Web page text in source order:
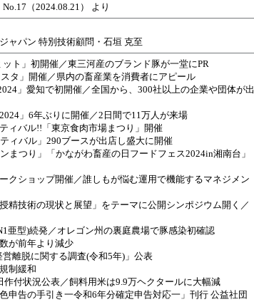
（2024.08.21） より
ャパン 特別技術顧問・石垣 克至
ット」初開催／東三河産のブランド豚が一堂にPR
タ」開催／県内の畜産業を消費者にアピール
2024」愛知で初開催／全国から、300社以上の企業や団体が出
」6年ぶりに開催／2日間で11万人が来場
ィバル!!「東京食肉市場まつり」開催
ィバル」290ブースが出店し盛大に開催
まつり」「かながわ畜産の日フードフェス2024in湘南台」
クショップ開催／誰しもが悩む運用で機能するマネジメン
精技術の現状と展望」をテーマに公開シンポジウム開く／
亜型)続発／オレゴン州の裏庭農場で豚感染初確認
が前年より減少
営離脱に関する調査(令和5年)」公表
制緩和
作付状況公表／飼料用米は9.9万ヘクタールに大幅減
申告の手引き一令和6年分確定申告対応一」刊行 公益社団